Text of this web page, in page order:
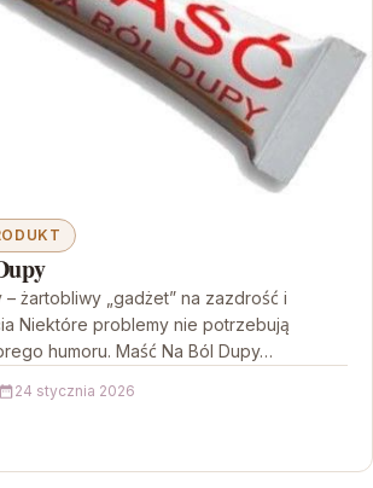
– żartobliwy „gadżet” na zazdrość i
Niektóre problemy nie potrzebują
humoru. Maść Na Ból Dupy…
24 stycznia 2026